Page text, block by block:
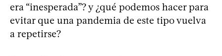
era “inesperada”? y ¿qué podemos hacer para
evitar que una pandemia de este tipo vuelva
a repetirse?